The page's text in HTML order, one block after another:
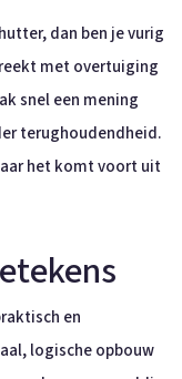
dan ben je vurig
met overtuiging
snel een mening
terughoudendheid.
het komt voort uit
en
logische opbouw